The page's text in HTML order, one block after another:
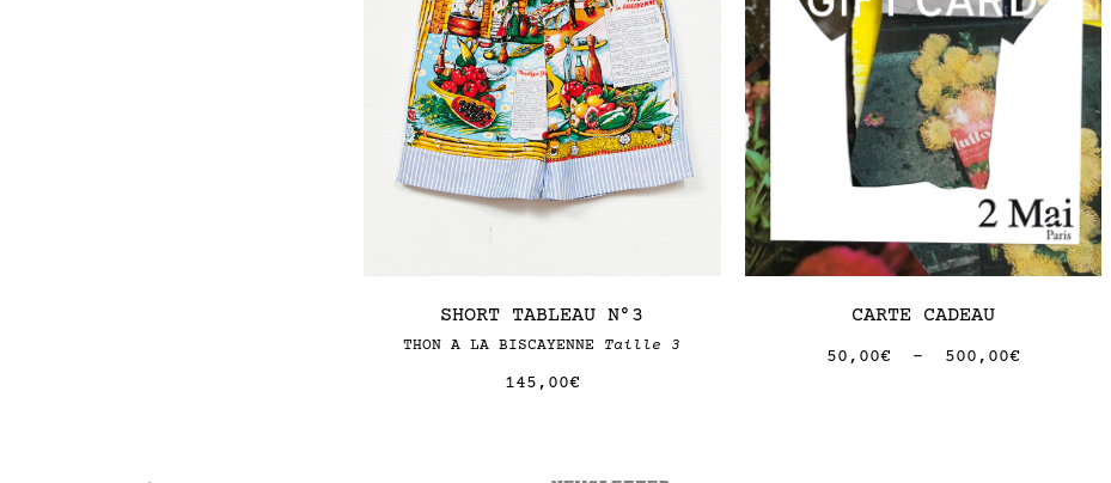
SHORT TABLEAU N°3
THON A LA BISCAYENNE Taille 3
145,00€
CARTE CADEAU
50,00€ – 500,00€